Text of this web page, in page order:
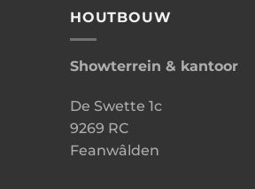
HOUTBOUW
Showterrein & kantoor
De Swette 1c
9269 RC
Feanwâlden